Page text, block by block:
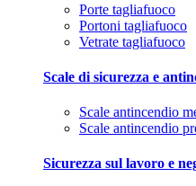
Porte tagliafuoco
Portoni tagliafuoco
Vetrate tagliafuoco
Scale di sicurezza e
Scale antincendio
Scale antincendio
Sicurezza sul lavoro e